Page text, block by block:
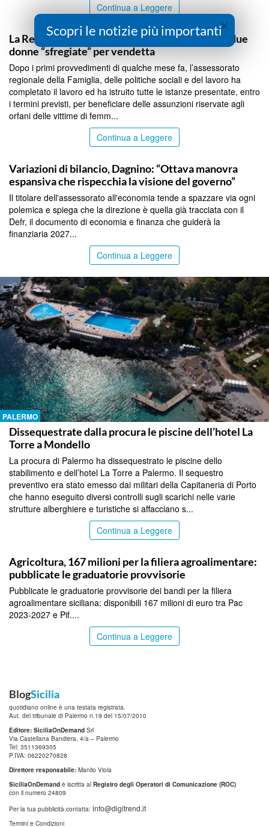
Continua a Leggere
La Regione assume sei orfani di femminicidio e due
donne “sfregiate” per vendetta
Dopo i primi provvedimenti di qualche mese fa, l’assessorato
regionale della Famiglia, delle politiche sociali e del lavoro ha
completato il lavoro ed ha istruito tutte le istanze presentate, entro
i termini previsti, per beneficiare delle assunzioni riservate agli
orfani delle vittime di femm...
Continua a Leggere
Variazioni di bilancio, Dagnino: “Ottava manovra
espansiva che rispecchia la visione del governo”
Il titolare dell'assessorato all'economia tende a spazzare via ogni
polemica e spiega che la direzione è quella già tracciata con il
Defr, il documento di economia e finanza che guiderà la
finanziaria 2027...
Continua a Leggere
PALERMO
Dissequestrate dalla procura le piscine dell’hotel La
Torre a Mondello
La procura di Palermo ha dissequestrato le piscine dello
stabilimento e dell’hotel La Torre a Palermo. Il sequestro
preventivo era stato emesso dai militari della Capitaneria di Porto
che hanno eseguito diversi controlli sugli scarichi nelle varie
strutture alberghiere e turistiche si affacciano s...
Continua a Leggere
Agricoltura, 167 milioni per la filiera agroalimentare:
pubblicate le graduatorie provvisorie
Pubblicate le graduatorie provvisorie dei bandi per la filiera
agroalimentare siciliana: disponibili 167 milioni di euro tra Pac
2023-2027 e Pif....
Continua a Leggere
BlogSicilia
quotidiano online è una testata registrata.
Aut. del tribunale di Palermo n.19 del 15/07/2010
Editore: SiciliaOnDemand Srl
Via Castellana Bandiera, 4/a – Palermo
Tel: 3511369305
P.IVA: 06220270828
Direttore responsabile: Manlio Viola
SiciliaOnDemand è iscritta al Registro degli Operatori di Comunicazione (ROC)
con il numero 24809
Per la tua pubblicità contatta: info@digitrend.it
Termini e Condizioni
×
Scopri le notizie più importanti